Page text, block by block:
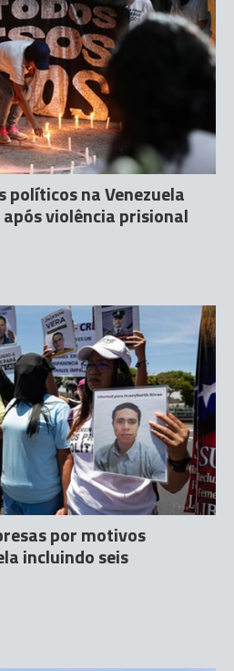
políticos na Venezuela
violência prisional
por motivos
incluindo seis